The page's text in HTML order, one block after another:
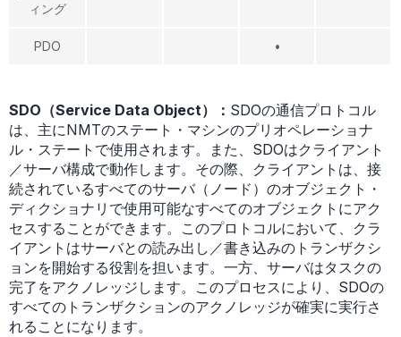
ィング
PDO •
SDO（Service Data Object）： SDOの通信プロトコル
は、主にNMTのステート・マシンのプリオペレーショナ
ル・ステートで使用されます。また、SDOはクライアント
／サーバ構成で動作します。その際、クライアントは、接
続されているすべてのサーバ（ノード）のオブジェクト・
ディクショナリで使用可能なすべてのオブジェクトにアク
セスすることができます。このプロトコルにおいて、クラ
イアントはサーバとの読み出し／書き込みのトランザクシ
ョンを開始する役割を担います。一方、サーバはタスクの
完了をアクノレッジします。このプロセスにより、SDOの
すべてのトランザクションのアクノレッジが確実に実行さ
れることになります。